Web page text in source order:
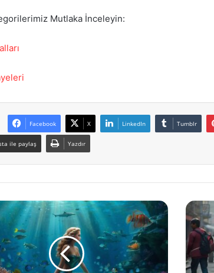
Mutlaka İnceleyin:
Facebook X LinkedIn Tumblr
ile paylaş Yazdır
Bir
Aşk